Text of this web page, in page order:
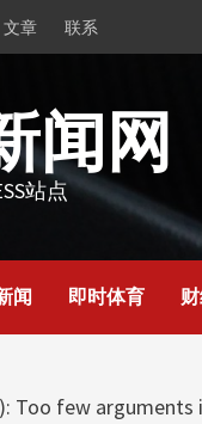
文章 联系
闻网
站点
闻 即时体育
Too few arguments